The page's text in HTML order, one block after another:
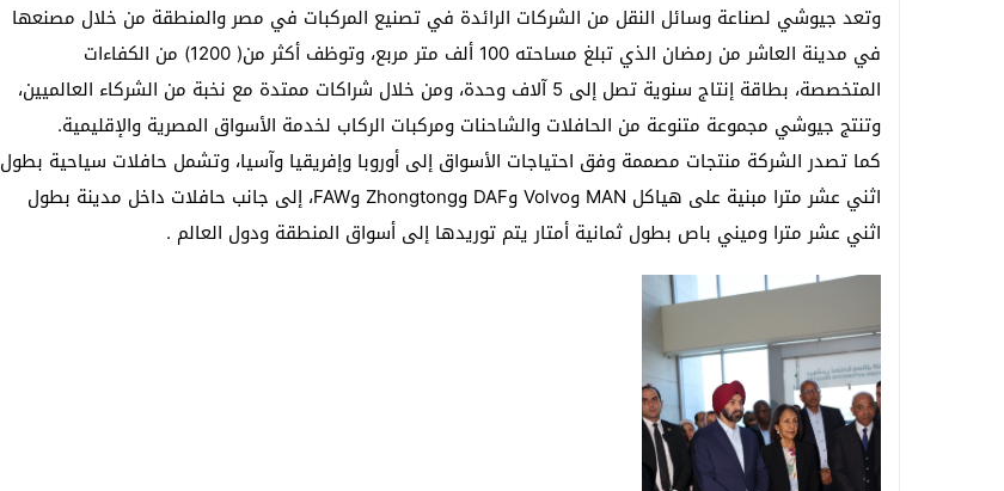
وتعد جيوشي لصناعة وسائل النقل من الشركات الرائدة في تصنيع المركبات في مصر والمنطقة من خلال مصنعها
في مدينة العاشر من رمضان الذي تبلغ مساحته 100 ألف متر مربع، وتوظف أكثر من( 1200) من الكفاءات
المتخصصة، بطاقة إنتاج سنوية تصل إلى 5 آلاف وحدة، ومن خلال شراكات ممتدة مع نخبة من الشركاء العالميين،
وتنتج جيوشي مجموعة متنوعة من الحافلات والشاحنات ومركبات الركاب لخدمة الأسواق المصرية والإقليمية.
كما تصدر الشركة منتجات مصممة وفق احتياجات الأسواق إلى أوروبا وإفريقيا وآسيا، وتشمل حافلات سياحية بطول
اثني عشر مترا مبنية على هياكل MAN وVolvo وDAF وZhongtong وFAW، إلى جانب حافلات داخل مدينة بطول
اثني عشر مترا وميني باص بطول ثمانية أمتار يتم توريدها إلى أسواق المنطقة ودول العالم .